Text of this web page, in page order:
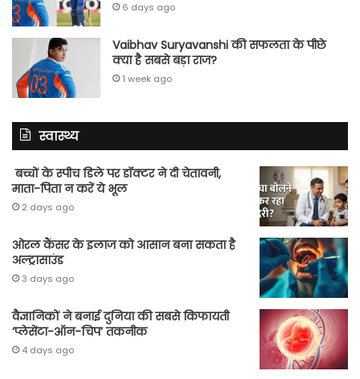
6 days ago
Vaibhav Suryavanshi की सफलता के पीछे
क्या है सबसे बड़ा राज?
1 week ago
स्वास्थ्य
बच्चों के स्पीच डिले पर डॉक्टर ने दी चेतावनी,
माता-पिता न करें ये भूल
2 days ago
ओरल कैंसर के इलाज को आसान बना सकता है
अल्ट्रासाउंड
3 days ago
वैज्ञानिकों ने बनाई दुनिया की सबसे किफायती
‘प्लेसेंटा-ऑन-चिप’ तकनीक
4 days ago